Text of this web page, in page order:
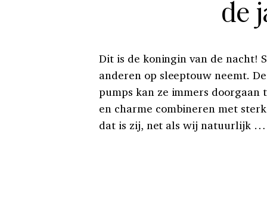
de
Dit is de koningin van de nacht!
anderen op sleeptouw neemt.
pumps kan ze immers
en charme combineren met
dat is zij, net als wij natuurlijk …